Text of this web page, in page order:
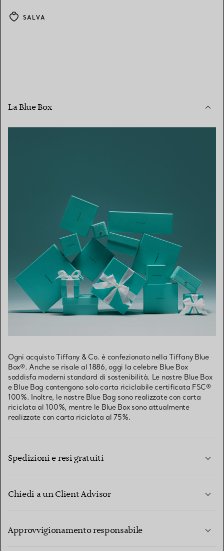
SALVA
La Blue Box
Ogni acquisto Tiffany & Co. è confezionato nella Tiffany Blue
Box®. Anche se risale al 1886, oggi la celebre Blue Box
soddisfa moderni standard di sostenibilità. Le nostre Blue Box
e Blue Bag contengono solo carta riciclabile certificata FSC®
100%. Inoltre, le nostre Blue Bag sono realizzate con carta
riciclata al 100%, mentre le Blue Box sono attualmente
realizzate con carta riciclata al 75%.
Spedizioni e resi gratuiti
Chiedi a un Client Advisor
Approvvigionamento responsabile